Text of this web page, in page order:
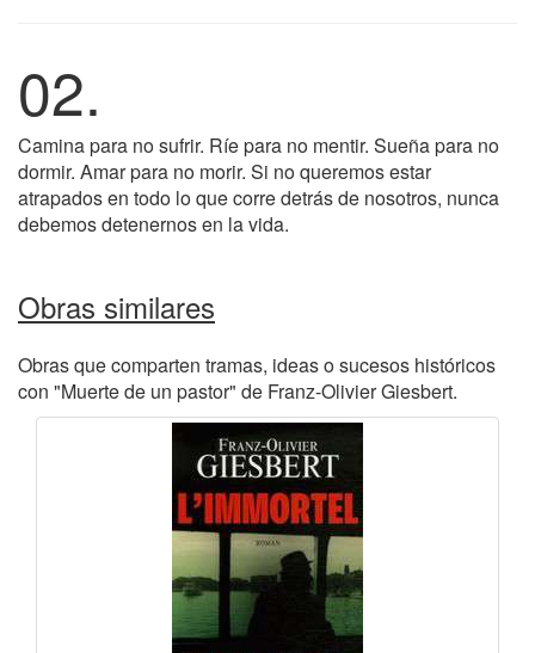
02.
Camina para no sufrir. Ríe para no mentir. Sueña para no
dormir. Amar para no morir. Si no queremos estar
atrapados en todo lo que corre detrás de nosotros, nunca
debemos detenernos en la vida.
Obras similares
Obras que comparten tramas, ideas o sucesos históricos
con "Muerte de un pastor" de Franz-Olivier Giesbert.